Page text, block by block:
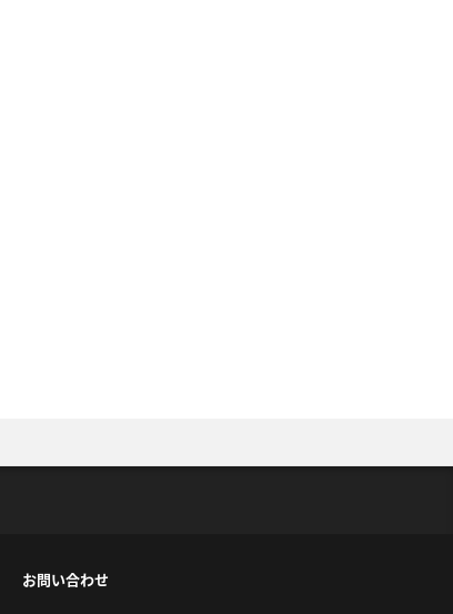
お問い合わせ